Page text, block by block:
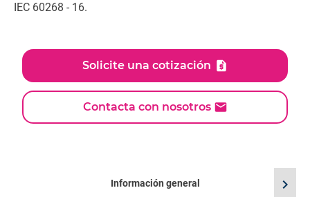
IEC 60268 - 16.
Solicite una cotización
Contacta con nosotros
Información general chevron_right